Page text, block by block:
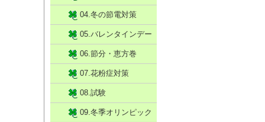
04.冬の節電対策
05.バレンタインデー
06.節分・恵方巻
07.花粉症対策
08.試験
09.冬季オリンピック